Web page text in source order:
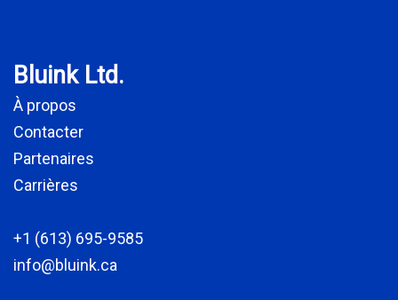
Bluink Ltd.
À propos
Contacter
Partenaires
Carrières
+1 (613) 695-9585
info@bluink.ca